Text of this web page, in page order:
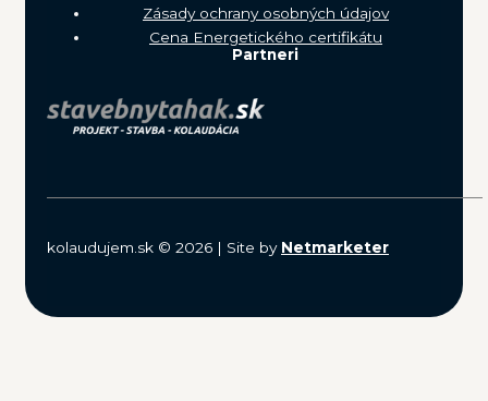
Zásady ochrany osobných údajov
Cena Energetického certifikátu
Partneri
kolaudujem.sk © 2026 | Site by Netmarketer